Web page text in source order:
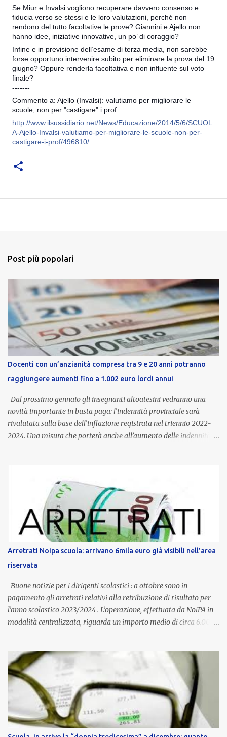
Se Miur e Invalsi vogliono recuperare davvero consenso e
fiducia verso se stessi e le loro valutazioni, perché non
rendono del tutto facoltative le prove? Giannini e Ajello non
hanno idee, iniziative innovative, un po’ di coraggio?
Infine e in previsione dell’esame di terza media, non sarebbe
forse opportuno intervenire subito per eliminare la prova del 19
giugno? Oppure renderla facoltativa e non influente sul voto
finale?
-------
Commento a: Ajello (Invalsi): valutiamo per migliorare le
scuole, non per "castigare" i prof
http://www.ilsussidiario.net/News/Educazione/2014/5/6/SCUOL
A-Ajello-Invalsi-valutiamo-per-migliorare-le-scuole-non-per-
castigare-i-prof/496810/
Post più popolari
Docenti con un’anzianità compresa tra 9 e 20 anni potranno
raggiungere aumenti fino a 1.002 euro lordi annui
Dal prossimo gennaio gli insegnanti altoatesini vedranno una
novità importante in busta paga: l’indennità provinciale sarà
rivalutata sulla base dell’inflazione registrata nel triennio 2022-
2024. Una misura che porterà anche all’aumento delle indennità di
dedicato alle donne vittime di violenza di genere, in linea con la
normativa nazionale e con l’obiettivo di offrire maggiore tutela e
supporto in situazioni delicate. L’indennità provinciale per i docenti
è un unicum in Italia: si tratta di una misura esclusiva della
Provincia autonoma di Bolzano, che integra in maniera stabile lo
stipendio nazionale grazie alle prerogative garantite
dall’autonomia locale. Non è un bonus temporaneo né un
compenso accessorio, ma una voce strutturale di retribuzione,
aggiornata periodicamente in base al cost...
Arretrati Noipa scuola: arrivano 6mila euro già visibili nell’area
riservata
Buone notizie per i dirigenti scolastici : a ottobre sono in
pagamento gli arretrati relativi alla retribuzione di risultato per
l’anno scolastico 2023/2024 . L’operazione, effettuata da NoiPA in
modalità centralizzata, riguarda un importo medio di circa 6.000
ordinaria di ottobre . Cos’è la retribuzione di risultato La
retribuzione di risultato rappresenta la parte variabile dello
stipendio dei dirigenti scolastici. Viene corrisposta per valorizzare
la qualità dell’attività svolta, la gestione delle risorse e il
raggiungimento degli obiettivi fissati dal Ministero dell’Istruzione
e del Merito (MIM) . Per l’anno scolastico 2023/2024, il MIM ha
completato la procedura di valutazione e trasmesso i dati a NoiPA,